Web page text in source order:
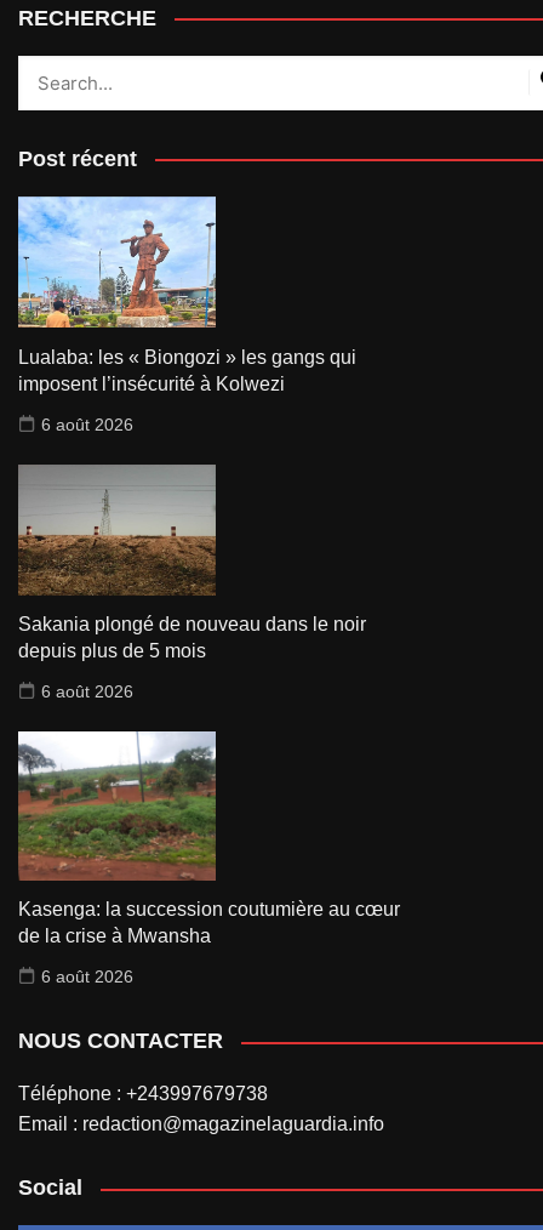
RECHERCHE
Post récent
Lualaba: les « Biongozi » les gangs qui
imposent l’insécurité à Kolwezi
6 août 2026
Sakania plongé de nouveau dans le noir
depuis plus de 5 mois
6 août 2026
Kasenga: la succession coutumière au cœur
de la crise à Mwansha
6 août 2026
NOUS CONTACTER
Téléphone : +243997679738
Email : redaction@magazinelaguardia.info
Social